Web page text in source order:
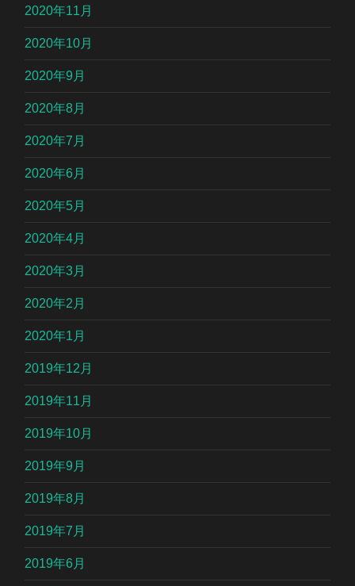
2020年11月
2020年10月
2020年9月
2020年8月
2020年7月
2020年6月
2020年5月
2020年4月
2020年3月
2020年2月
2020年1月
2019年12月
2019年11月
2019年10月
2019年9月
2019年8月
2019年7月
2019年6月